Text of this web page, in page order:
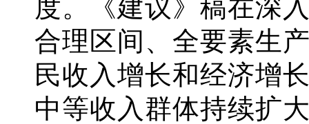
度。《建议》稿在深
合理区间、全要素生
民收入增长和经济增
中等收入群体持续扩